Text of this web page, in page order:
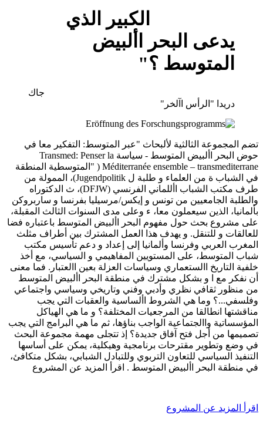
الكبير الذي
يدعى البحر األبيض
المتوسط ؟"
جاك
دريدا "الرأس اآلخر"
تضم المجموعة الثالثية لألبحاث "عبر المتوسط: التفكير معا في
حوض البحر األبيض المتوسط - سياسة Transmed: Penser la
Méditerranée ensemble – transmediterrane ( "المتوسطية المنطقة
في الشباب ة من العلماء و طلبة ل Jugendpolitik)، الممولة من
طرف مكتب الشباب األلماني الفرنسي (DFJW)، ث الدكتوراه
والطلبة الجامعيين من تونس و إيكس/مرسيليا بفرنسا و ساربروكن
بألمانيا، الذين سيعملون معا، ء وعلى مدى السنوات الثالث المقبلة،
على مشروع بحث حول مفهوم البحر األبيض المتوسط باعتباره فضا
للعالقات و للتنقل. و يهدف هذا العمل المشترك بين أطراف مثلث
المغرب العربي وفرنسا وألمانيا إلى إعداد و دعم تأسيس مكتب
شباب المتوسط، على المستويين المفاهيمي و السياسي، مع أخذ
خلفية التاريخ االستعماري وسياسات العزلة بعين االعتبار. فما معنى
أن نفكر مع ا و بشكل مشترك في منطقة البحر األبيض المتوسط
من منظور ثقافي نظري وأدبي وفني وتاريخي وسياسي واجتماعي
وفلسفي...؟ وما هي الشروط األساسية والعقبات التي يجب
مناقشتها انطالقا من المرجعيات المختلفة؟ و ما هي الهياكل
المؤسساتية واالجتماعية الواجب بناؤها، ثم ما هي البرامج التي يجب
تصميمها من أجل فتح آفاق جديدة؟ إذ تتجلى مهمة مجموعة البحث
في وضع وتطوير مقترحات برنامجية وهيكلية، يمكن على أساسها
التنفيذ السياسي للتعاون التربوي وللتبادل الشبابي، بشكل متكافئ،
في منطقة البحر األبيض المتوسط . اقرأ المزيد عن المشروع
اقرأ المزيد عن المشروع